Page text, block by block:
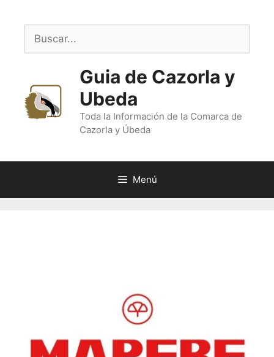
contenido
Buscar:
Guia de Cazorla y
Ubeda
Toda la Información de la Comarca de
Cazorla y Úbeda
Menú